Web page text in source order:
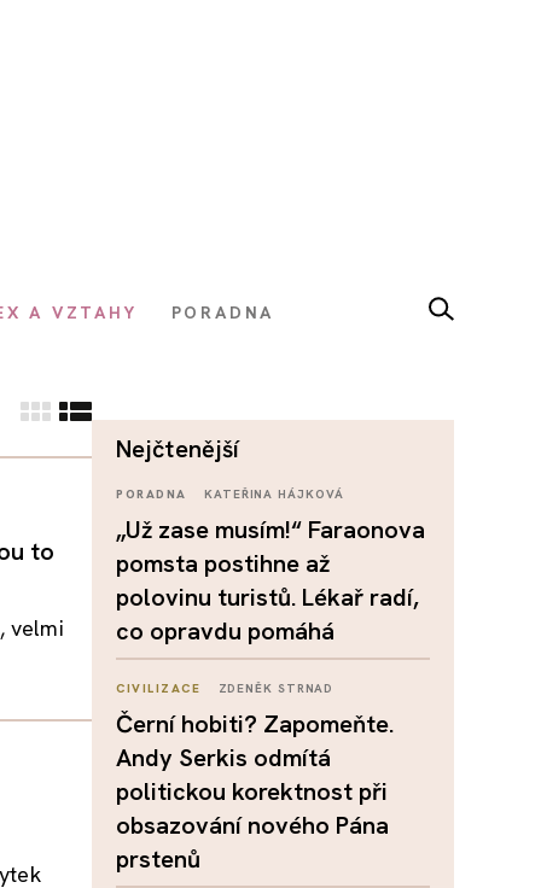
A VZTAHY PORADNA
to
velmi
nejčtenější
PORADNA KATEŘINA HÁJKOVÁ
„Už zase musím!“ Faraonova
pomsta postihne až
polovinu turistů. Lékař radí,
co opravdu pomáhá
CIVILIZACE ZDENĚK STRNAD
Černí hobiti? Zapomeňte.
Andy Serkis odmítá
politickou korektnost při
obsazování nového Pána
prstenů